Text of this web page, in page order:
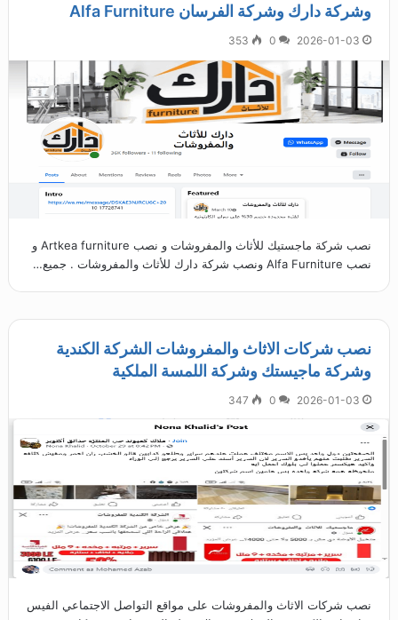
وشركة دارك وشركة الفرسان Alfa Furniture
2026-01-03
0
353
نصب شركة ماجستيك للأثاث والمفروشات و نصب Artkea furniture و
نصب Alfa Furniture ونصب شركة دارك للأثاث والمفروشات . جميع…
نصب شركات الاثاث والمفروشات الشركة الكندية
وشركة ماجيستك وشركة اللمسة الملكية
2026-01-03
0
347
نصب شركات الاثاث والمفروشات على مواقع التواصل الاجتماعي الفيس